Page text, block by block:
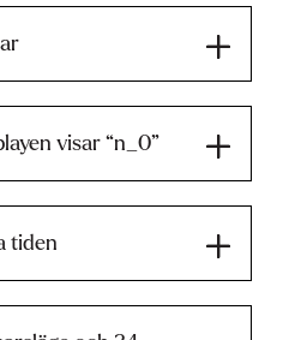
visar “n_0”
tiden